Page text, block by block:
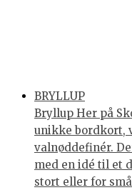
BRYLLUP
Bryllup Her på
unikke bordkort,
valnøddefinér.
med en idé til et
stort eller for